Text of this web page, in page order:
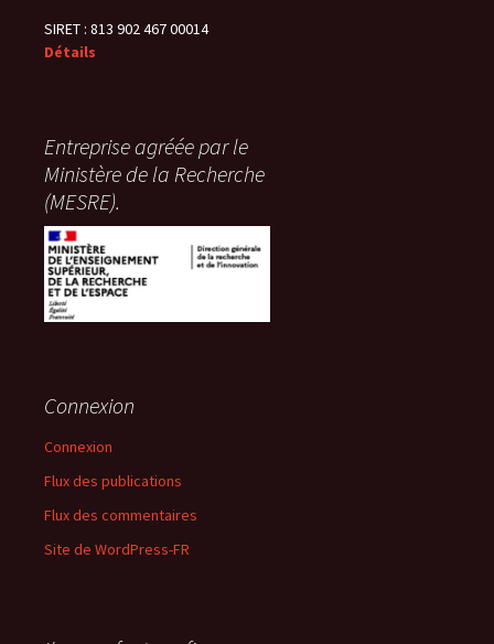
SIRET : 813 902 467 00014
Détails
Entreprise agréée par le
Ministère de la Recherche
(MESRE).
Connexion
Connexion
Flux des publications
Flux des commentaires
Site de WordPress-FR